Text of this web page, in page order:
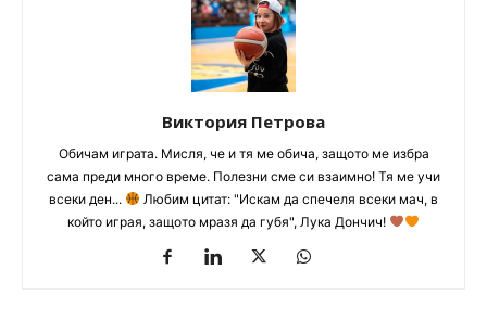
Виктория Петрова
Обичам играта. Мисля, че и тя ме обича, защото ме избра
сама преди много време. Полезни сме си взаимно! Тя ме учи
всеки ден...
Любим цитат: "Искам да спечеля всеки мач, в
който играя, защото мразя да губя", Лука Дончич!